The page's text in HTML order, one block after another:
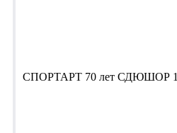
СПОРТАРТ 70 лет СДЮШОР 1